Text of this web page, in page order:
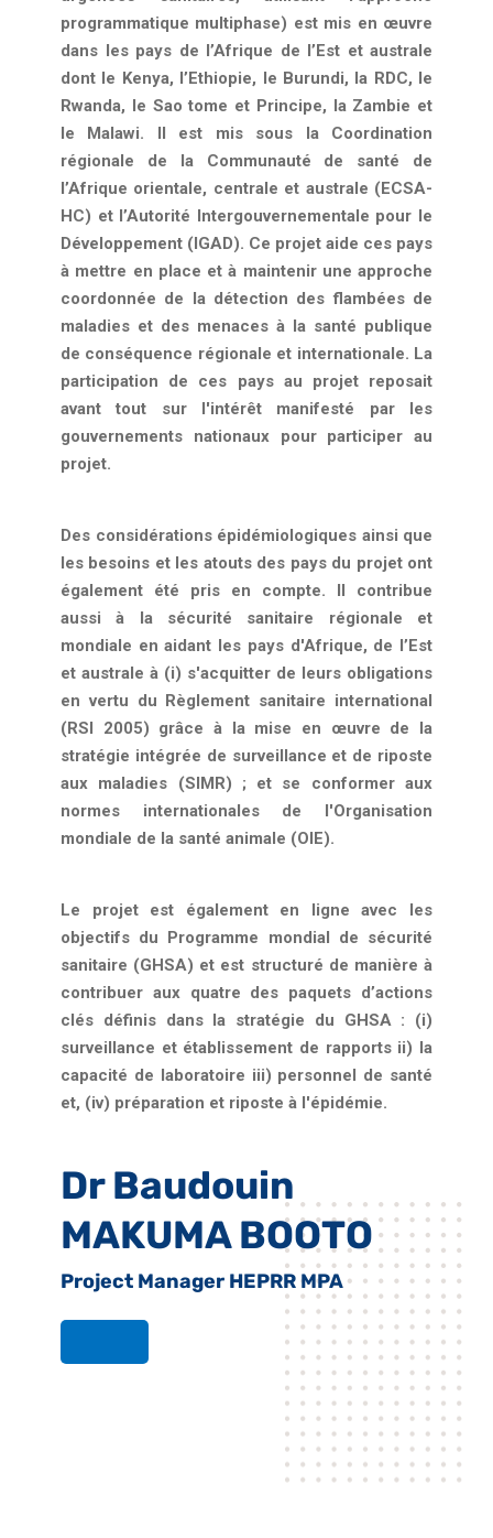
programmatique multiphase) est mis en œuvre
dans les pays de l’Afrique de l’Est et australe
dont le Kenya, l’Ethiopie, le Burundi, la RDC, le
Rwanda, le Sao tome et Principe, la Zambie et
le Malawi. Il est mis sous la Coordination
régionale de la Communauté de santé de
l’Afrique orientale, centrale et australe (ECSA-
HC) et l’Autorité Intergouvernementale pour le
Développement (IGAD). Ce projet aide ces pays
à mettre en place et à maintenir une approche
coordonnée de la détection des flambées de
maladies et des menaces à la santé publique
de conséquence régionale et internationale. La
participation de ces pays au projet reposait
avant tout sur l'intérêt manifesté par les
gouvernements nationaux pour participer au
projet.
Des considérations épidémiologiques ainsi que
les besoins et les atouts des pays du projet ont
également été pris en compte. Il contribue
aussi à la sécurité sanitaire régionale et
mondiale en aidant les pays d'Afrique, de l’Est
et australe à (i) s'acquitter de leurs obligations
en vertu du Règlement sanitaire international
(RSI 2005) grâce à la mise en œuvre de la
stratégie intégrée de surveillance et de riposte
aux maladies (SIMR) ; et se conformer aux
normes internationales de l'Organisation
mondiale de la santé animale (OIE).
Le projet est également en ligne avec les
objectifs du Programme mondial de sécurité
sanitaire (GHSA) et est structuré de manière à
contribuer aux quatre des paquets d’actions
clés définis dans la stratégie du GHSA : (i)
surveillance et établissement de rapports ii) la
capacité de laboratoire iii) personnel de santé
et, (iv) préparation et riposte à l'épidémie.
Dr Baudouin
MAKUMA BOOTO
Project Manager HEPRR MPA